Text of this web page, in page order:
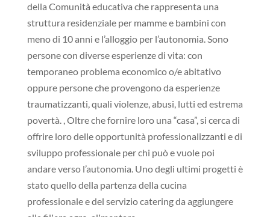
della Comunità educativa che rappresenta una
struttura residenziale per mamme e bambini con
meno di 10 anni e l’alloggio per l’autonomia. Sono
persone con diverse esperienze di vita: con
temporaneo problema economico o/e abitativo
oppure persone che provengono da esperienze
traumatizzanti, quali violenze, abusi, lutti ed estrema
povertà. , Oltre che fornire loro una “casa”, si cerca di
offrire loro delle opportunità professionalizzanti e di
sviluppo professionale per chi può e vuole poi
andare verso l’autonomia. Uno degli ultimi progetti è
stato quello della partenza della cucina
professionale e del servizio catering da aggiungere